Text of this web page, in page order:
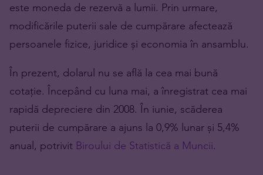
este moneda de rezervă a lumii. Prin urmare,
modificările puterii sale de cumpărare afectează
persoanele fizice, juridice și economia în ansamblu.
În prezent, dolarul nu se află la cea mai bună
cotație. Începând cu luna mai, a înregistrat cea mai
rapidă depreciere din 2008. În iunie, scăderea
puterii de cumpărare a ajuns la 0,9% lunar și 5,4%
anual, potrivit Biroului de Statistică a Muncii.